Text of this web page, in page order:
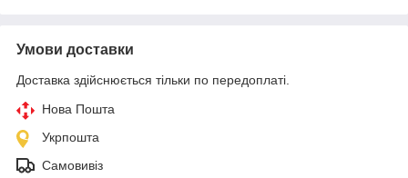
Умови доставки
Доставка здійснюється тільки по передоплаті.
Нова Пошта
Укрпошта
Самовивіз